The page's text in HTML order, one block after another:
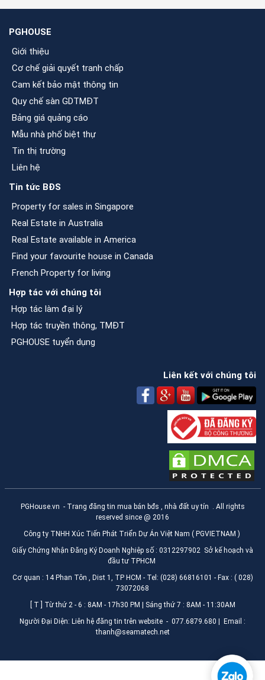
PGHOUSE
Giới thiệu
Cơ chế giải quyết tranh chấp
Cam kết bảo mật thông tin
Quy chế sàn GDTMĐT
Bảng giá quảng cáo
Mẫu nhà phố biệt thự
Tin thị trường
Liên hệ
Tin tức BĐS
Property for sales in Singapore
Real Estate in Australia
Real Estate available in America
Find your favourite house in Canada
French Property for living
Hợp tác với chúng tôi
Hợp tác làm đại lý
Hợp tác truyền thông, TMĐT
PGHOUSE tuyển dụng
Liên kết với chúng tôi
PGHouse.vn - Trang đăng tin mua bán bđs , nhà đất uy tín . All rights
reserved since @ 2016
Công ty TNHH Xúc Tiến Phát Triển Dự Án Việt Nam ( PGVIETNAM )
Giấy Chứng Nhận Đăng Ký Doanh Nghiệp số : 0312297902 Sở kế hoạch và
đầu tư TPHCM
Cơ quan : 14 Phan Tôn , Dist 1, TP HCM - Tel: (028) 66816101 - Fax : ( 028)
73072068
[ T ] Từ thứ 2 - 6 : 8AM - 17h30 PM | Sáng thứ 7 : 8AM - 11:30AM
Người Đại Diện: Liên hệ đăng tin trên website - 077.6879.680 | Email :
thanh@seamatech.net